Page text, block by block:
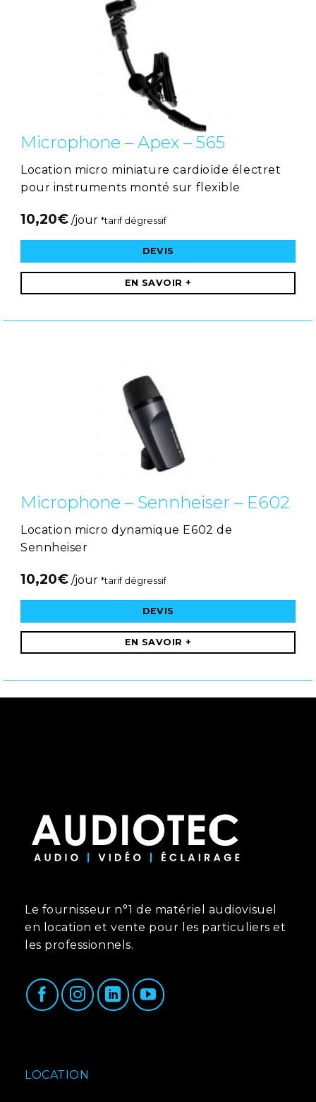
Microphone – Apex – 565
Location micro miniature cardioïde électret
pour instruments monté sur flexible
10,20€ /jour *tarif dégressif
DEVIS
EN SAVOIR +
Microphone – Sennheiser – E602
Location micro dynamique E602 de
Sennheiser
10,20€ /jour *tarif dégressif
DEVIS
EN SAVOIR +
Le fournisseur n°1 de matériel audiovisuel
en location et vente pour les particuliers et
les professionnels.
LOCATION